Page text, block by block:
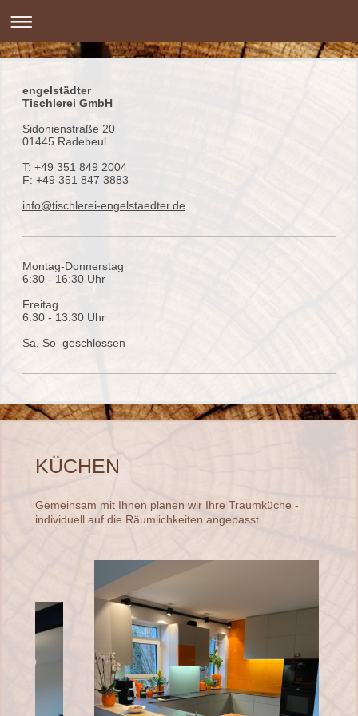
engelstädter
Tischlerei GmbH
Sidonienstraße 20
01445 Radebeul
T: +49 351 849 2004
F: +49 351 847 3883
info@tischlerei-engelstaedter.de
Montag-Donnerstag
6:30 - 16:30 Uhr
Freitag
6:30 - 13:30 Uhr
Sa, So geschlossen
KÜCHEN
Gemeinsam mit Ihnen planen wir Ihre Traumküche -
individuell auf die Räumlichkeiten angepasst.